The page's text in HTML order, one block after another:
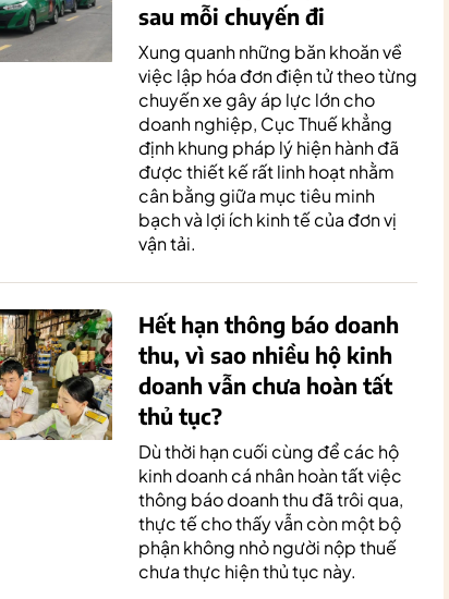
sau mỗi chuyến đi
Xung quanh những băn khoăn về
việc lập hóa đơn điện tử theo từng
chuyến xe gây áp lực lớn cho
doanh nghiệp, Cục Thuế khẳng
định khung pháp lý hiện hành đã
được thiết kế rất linh hoạt nhằm
cân bằng giữa mục tiêu minh
bạch và lợi ích kinh tế của đơn vị
vận tải.
Hết hạn thông báo doanh
thu, vì sao nhiều hộ kinh
doanh vẫn chưa hoàn tất
thủ tục?
Dù thời hạn cuối cùng để các hộ
kinh doanh cá nhân hoàn tất việc
thông báo doanh thu đã trôi qua,
thực tế cho thấy vẫn còn một bộ
phận không nhỏ người nộp thuế
chưa thực hiện thủ tục này.